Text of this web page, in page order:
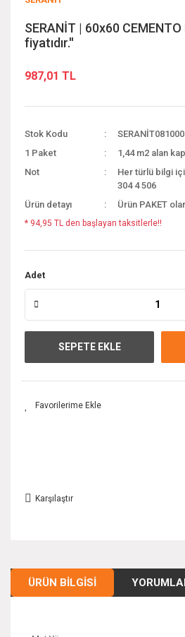
SERANİT | 60x60
fiyatıdır.''
987,01 TL
Stok Kodu
1 Paket
1,44 m2 alan
Not
Her türlü bilgi
304 4 506
Ürün detayı
Ürün PAKET
* 94,95 TL den başlayan taksitlerle!!
Adet
SEPETE EKLE
Karşılaştır
ÜRÜN BILGISI